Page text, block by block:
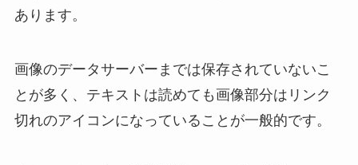
あります。
画像のデータサーバーまでは保存されていないこ
とが多く、テキストは読めても画像部分はリンク
切れのアイコンになっていることが一般的です。